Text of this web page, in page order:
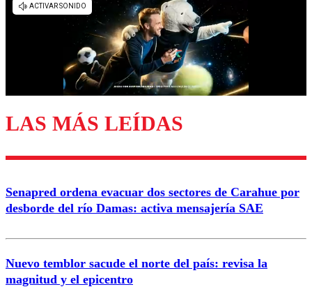
diálogo respetuoso.
Enviar comentario
LAS MÁS LEÍDAS
Senapred ordena evacuar dos sectores de Carahue por
desborde del río Damas: activa mensajería SAE
Nuevo temblor sacude el norte del país: revisa la
magnitud y el epicentro